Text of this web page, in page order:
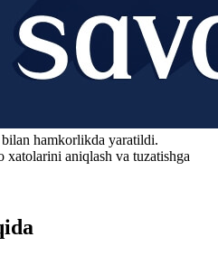
hamkorlikda yaratildi.
xatolarini aniqlash va tuzatishga